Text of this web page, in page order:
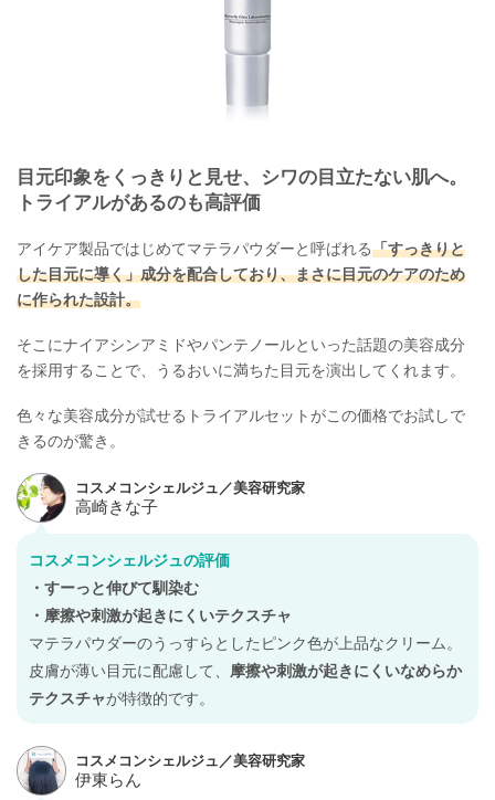
目元印象をくっきりと見せ、シワの目立たない肌へ。
トライアルがあるのも高評価
アイケア製品ではじめてマテラパウダーと呼ばれる「すっきりと
した目元に導く」成分を配合しており、まさに目元のケアのため
に作られた設計。
そこにナイアシンアミドやパンテノールといった話題の美容成分
を採用することで、うるおいに満ちた目元を演出してくれます。
色々な美容成分が試せるトライアルセットがこの価格でお試しで
きるのが驚き。
コスメコンシェルジュの評価
・すーっと伸びて馴染む
・摩擦や刺激が起きにくいテクスチャ
マテラパウダーのうっすらとしたピンク色が上品なクリーム。
皮膚が薄い目元に配慮して、 摩擦や刺激が起きにくいなめらか
テクスチャが特徴的です。